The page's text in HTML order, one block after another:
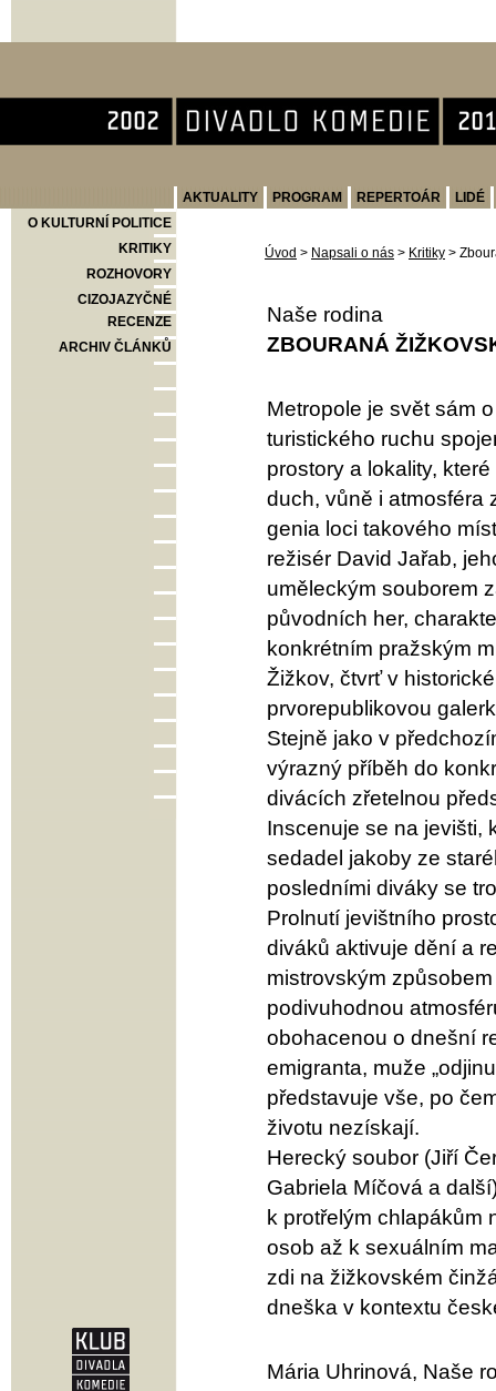
AKTUALITY PROGRAM REPERTOÁR
LIDÉ
O KULTURNÍ POLITICE
KRITIKY
ROZHOVORY
CIZOJAZYČNÉ
RECENZE
ARCHIV ČLÁNKŮ
Úvod > Napsali o nás > Kritiky >
Naše rodina
ZBOURANÁ
Metropole je svět sám
turistického ruchu
prostory a lokality,
duch, vůně i atmosféra
genia loci takového
režisér David Jařab,
uměleckým souborem
původních her,
konkrétním pražským
Žižkov, čtvrť v
prvorepublikovou
Stejně jako v
výrazný příběh do
divácích zřetelnou
Inscenuje se na jevišti,
sedadel jakoby ze
posledními diváky se
Prolnutí jevištního
diváků aktivuje dění a
mistrovským
podivuhodnou
obohacenou o dnešní
emigranta, muže
představuje vše, po
životu nezískají.
Herecký soubor (Jiří
Gabriela Míčová a
k protřelým chlapákům
osob až k sexuálním
zdi na žižkovském
dneška v kontextu
Mária Uhrinová, Naše